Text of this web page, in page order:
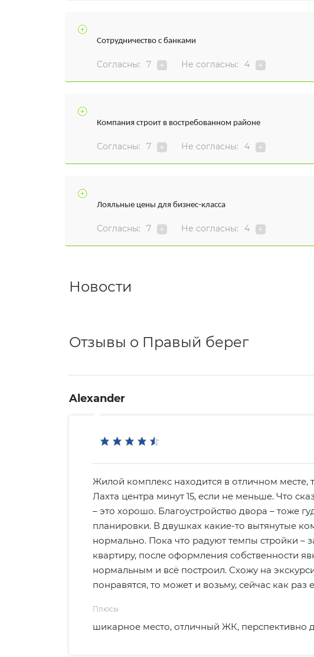
Сотрудничество с банками
Согласны: 7 Не согласны: 4
Компания строит в востребованном районе
Согласны: 7 Не согласны: 4
Лояльные цены для бизнес-класса
Согласны: 7 Не согласны: 4
Новости
Отзывы о Правый берег
Alexander
Жилой комплекс находится в отличном месте,
Лахта центра минут 15, если не меньше. Что
– это хорошо. Благоустройство двора – тоже
планировки. В двушках какие-то вытянутые
нормально. Пока что радуют темпы стройки –
квартиру, после оформления собственности
нормальным и всё построил. Схожу на
понравятся, то может и возьму, сейчас как
Плюсы
шикарное место, отличный ЖК, перспективно